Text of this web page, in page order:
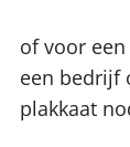
of voor
een bedrijf
plakkaat